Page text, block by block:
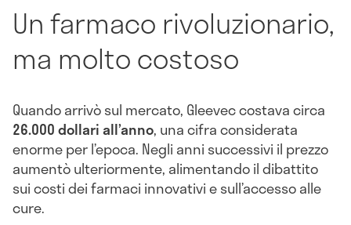
Un farmaco rivoluzionario,
ma molto costoso
Quando arrivò sul mercato, Gleevec costava circa
26.000 dollari all’anno, una cifra considerata
enorme per l’epoca. Negli anni successivi il prezzo
aumentò ulteriormente, alimentando il dibattito
sui costi dei farmaci innovativi e sull’accesso alle
cure.